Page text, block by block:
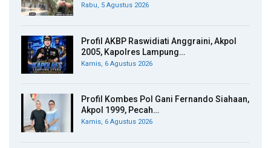
Rabu, 5 Agustus 2026
Profil AKBP Raswidiati Anggraini, Akpol
2005, Kapolres Lampung…
Kamis, 6 Agustus 2026
Profil Kombes Pol Gani Fernando Siahaan,
Akpol 1999, Pecah…
Kamis, 6 Agustus 2026